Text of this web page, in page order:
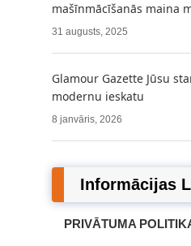
mašīnmācīšanās maina
31 augusts, 2025
Glamour Gazette Jūsu
modernu ieskatu
8 janvāris, 2026
Informācijas
PRIVĀTUMA